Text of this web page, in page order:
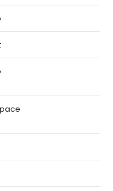
și amenajare la
și ventilație cu
al temperaturii
fiecărui etaj, cu
tehnice moderne